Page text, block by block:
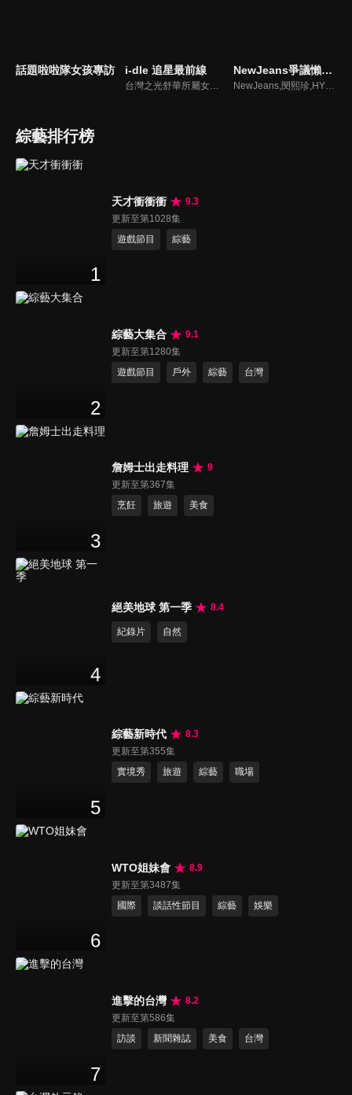
話題啦啦隊女孩專訪 i-dle 追星最前線
台灣之光舒華所屬女團最新消息報你知
NewJeans爭議懶人包
NewJeans,閔熙珍,HYBE爭議懶人包
綜藝排行榜
1
天才衝衝衝
9.3
更新至第1028集
遊戲節目
綜藝
2
綜藝大集合
9.1
更新至第1280集
遊戲節目
戶外 綜藝 台灣
3
詹姆士出走料理
9
更新至第367集
烹飪
旅遊 美食
4
絕美地球 第一季 8.4
紀錄片 自然
5
綜藝新時代
8.3
更新至第355集
實境秀
旅遊 綜藝 職場
6
WTO姐妹會
8.9
更新至第3487集
國際
談話性節目 綜藝 娛樂
7
進擊的台灣
8.2
更新至第586集
訪談
新聞雜誌 美食 台灣